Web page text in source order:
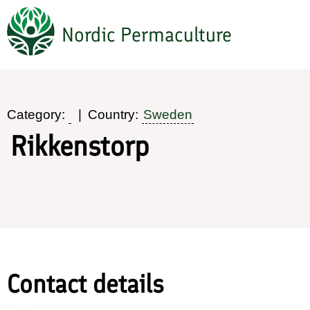
Hoppa
till
huvudinnehåll
Nordic Permaculture
Category: Country: Sweden
Rikkenstorp
Contact details